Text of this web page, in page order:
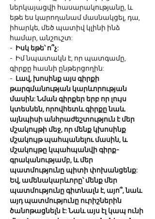
ներկայացվի հասարակությանը, և
եթե ես կարողանամ մասնակցել, դա,
իհարկե, մեծ պատիվ կլինի ինձ
համար, անշուշտ:
-
Իսկ եթե՝ ո՞չ:
-  Իմ նպատակն է, որ պատգամը,
գիրքը հասնի ընթերցողին:
-
Լավ, խոսինք այս գիրքի
թարգմանության կարևորության
մասին: Նման գիրքեր երբ որ լույս
կտեսնեն, որովհետև գիրքը նաև
այնպիսի անհրաժեշտություն է մեր
մշակույթի մեջ, որ մենք կխոսինք
մշակույթ պահպանելու մասին, և
մշակույթը կպահպանվի գիրք-
գրականությամբ, և մեր
պատմությունը պիտի փոխանցենք:
Եվ, ամենակարևորը՝ մենք մեր
պատմությունը գիտնալն է, այո՞, նաև
այդ պատմությունը ուրիշներին
ծանոթացնելն է: Նաև այս էլ կապ ունի